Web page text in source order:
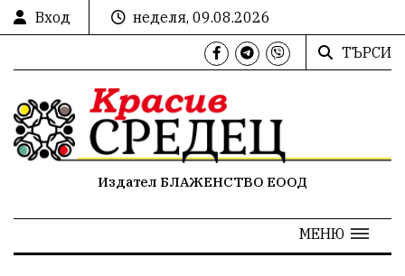
Вход
неделя, 09.08.2026
ТЪРСИ
Издател БЛАЖЕНСТВО ЕООД
МЕНЮ